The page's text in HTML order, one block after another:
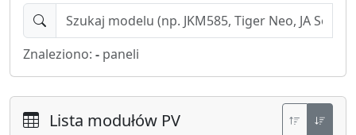
Znaleziono: - paneli
Lista modułów PV